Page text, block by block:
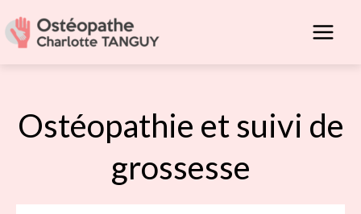
au
contenu
Ostéopathie et suivi de
grossesse